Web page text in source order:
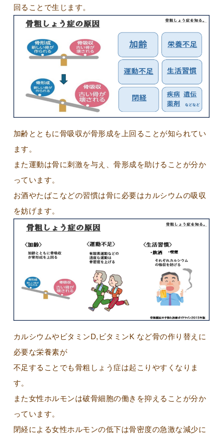
回ることで生じます。
加齢とともに骨吸収が骨形成を上回ることが知られてい
ます。
また運動は骨に刺激を与え、骨形成を助けることが分か
っています。
お酒やたばこなどの習慣は骨に必要はカルシウムの吸収
を妨げます。
カルシウムやビタミンD,ビタミンK など骨の作り替えに
必要な栄養素が
不足することでも骨粗しょう症は起こりやすくなりま
す。
また女性ホルモンは破骨細胞の働きを抑えることが分か
っています。
閉経による女性ホルモンの低下は骨密度の急激な減少に